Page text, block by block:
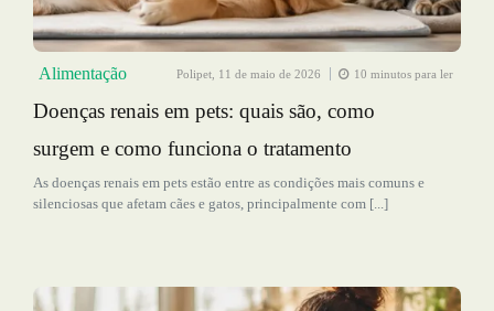
Alimentação Polipet, 11 de maio de 2026 10 minutos para ler
Doenças renais em pets: quais são, como
surgem e como funciona o tratamento
As doenças renais em pets estão entre as condições mais comuns e
silenciosas que afetam cães e gatos, principalmente com [...]